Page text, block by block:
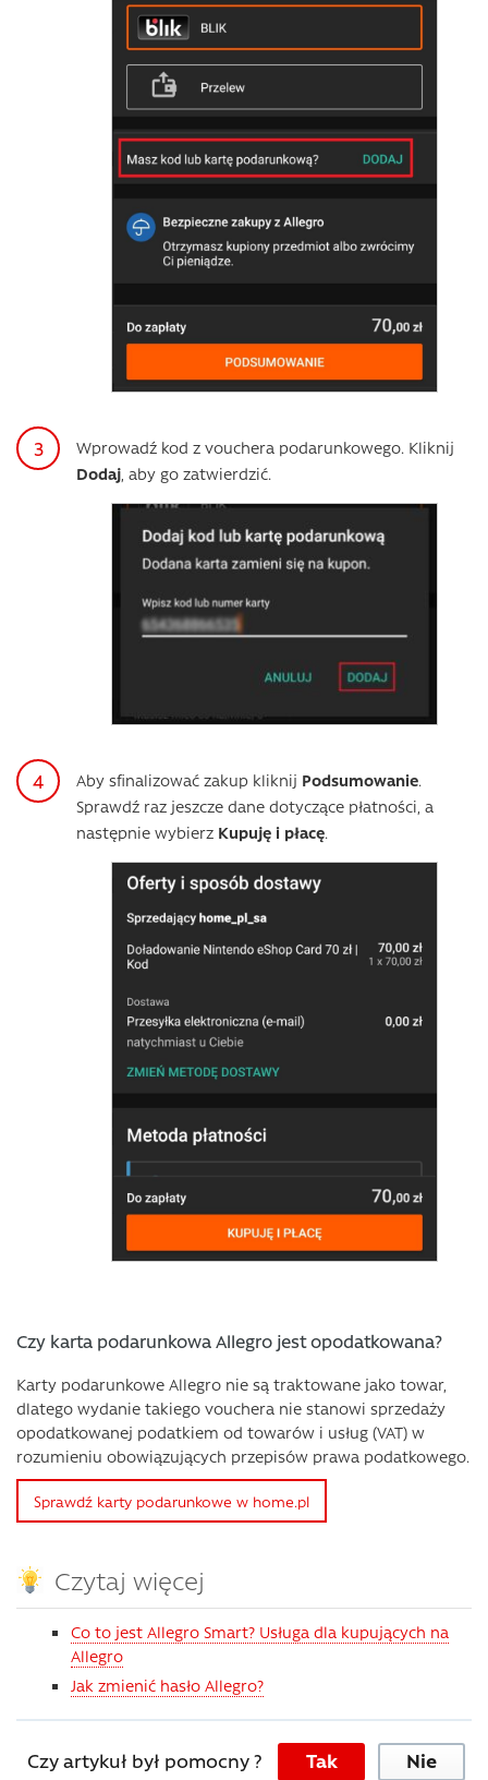
Wprowadź kod z vouchera podarunkowego. Kliknij
Dodaj, aby go zatwierdzić.
Aby sfinalizować zakup kliknij Podsumowanie.
Sprawdź raz jeszcze dane dotyczące płatności, a
następnie wybierz Kupuję i płacę.
Czy karta podarunkowa Allegro jest opodatkowana?
Karty podarunkowe Allegro nie są traktowane jako towar,
dlatego wydanie takiego vouchera nie stanowi sprzedaży
opodatkowanej podatkiem od towarów i usług (VAT) w
rozumieniu obowiązujących przepisów prawa podatkowego.
Sprawdź karty podarunkowe w home.pl
Czytaj więcej
Co to jest Allegro Smart? Usługa dla kupujących na
Allegro
Jak zmienić hasło Allegro?
Czy artykuł był pomocny ? Tak Nie